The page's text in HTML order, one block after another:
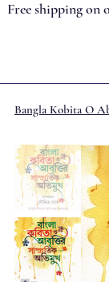
Free shipping on
Bangla Kobita O